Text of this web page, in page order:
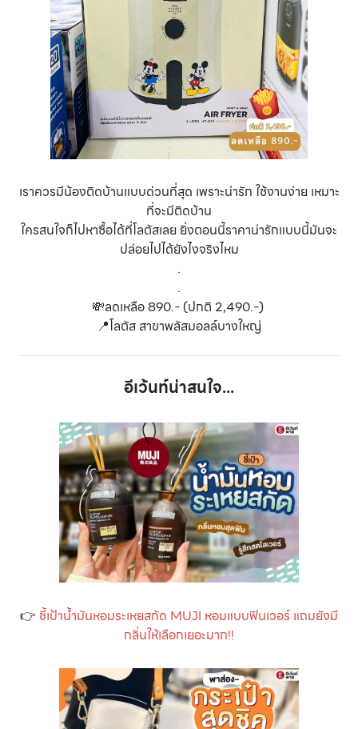
เราควรมีน้องติดบ้านแบบด่วนที่สุด เพราะน่ารัก ใช้งานง่าย เหมาะ
ที่จะมีติดบ้าน
ใครสนใจก็ไปหาซื้อได้ที่โลตัสเลย ยิ่งตอนนี้ราคาน่ารักแบบนี้มันจะ
ปล่อยไปได้ยังไงจริงไหม
.
.
💸ลดเหลือ 890.- (ปกติ 2,490.-)
📍โลตัส สาขาพลัสมอลล์บางใหญ่
อีเว้นท์น่าสนใจ...
👉 ชี้เป้าน้ำมันหอมระเหยสกัด MUJI หอมแบบฟินเวอร์ แถมยังมี
กลิ่นให้เลือกเยอะมาก!!